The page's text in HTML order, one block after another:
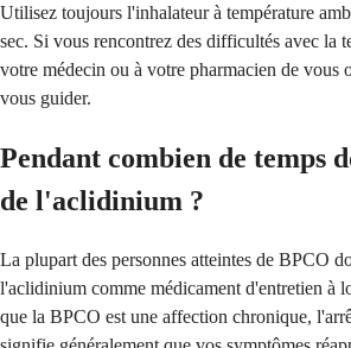
Utilisez toujours l'inhalateur à température
sec. Si vous rencontrez des difficultés avec la
votre médecin ou à votre pharmacien de vous
vous guider.
Pendant combien de temps
de l'aclidinium ?
La plupart des personnes atteintes de BPCO
l'aclidinium comme médicament d'entretien à
que la BPCO est une affection chronique,